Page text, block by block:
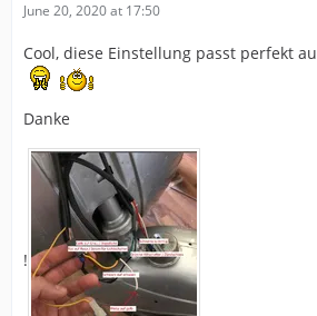
June 20, 2020 at 17:50
Cool, diese Einstellung passt perfekt
Danke
!